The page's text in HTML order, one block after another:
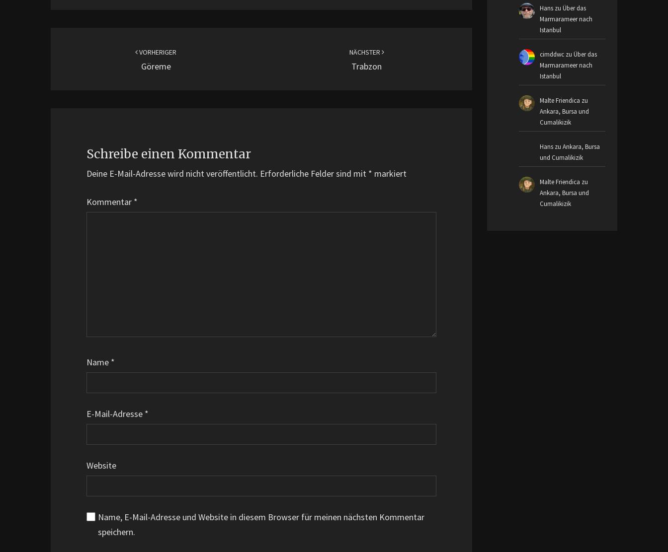
VORHERIGER
Göreme
NÄCHSTER
Trabzon
Schreibe einen Kommentar
Deine E-Mail-Adresse wird nicht veröffentlicht. Erforderliche Felder sind mit * markiert
Kommentar *
Name *
E-Mail-Adresse *
Website
Name, E-Mail-Adresse und Website in diesem Browser für meinen nächsten Kommentar
speichern.
Hanszu Über das
Marmarameer nach
Istanbul
cimddwczu Über das
Marmarameer nach
Istanbul
Malte Friendica zu
Ankara, Bursa und
Cumalikizik
Hanszu Ankara, Bursa
und Cumalikizik
Malte Friendica zu
Ankara, Bursa und
Cumalikizik